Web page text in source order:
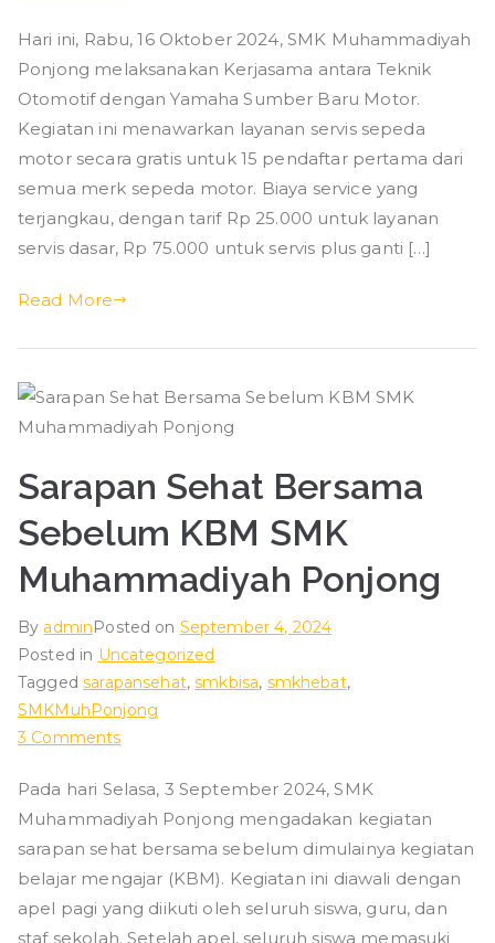
ah
P
o
nj
o
Murah
Yamaha
Sumnber
Baru
Motor
Bersama
Ponjong
Hari ini, Rabu, 16 Oktober 2024, SMK Muhammadiyah
Ponjong melaksanakan Kerjasama antara Teknik
Otomotif dengan Yamaha Sumber Baru Motor.
Kegiatan ini menawarkan layanan servis sepeda
motor secara gratis untuk 15 pendaftar pertama dari
semua merk sepeda motor. Biaya service yang
terjangkau, dengan tarif Rp 25.000 untuk layanan
servis dasar, Rp 75.000 untuk servis plus ganti […]
Read More
Sarapan Sehat Bersama
Sebelum KBM SMK
Muhammadiyah Ponjong
By adminPosted on September 4, 2024
Posted in Uncategorized
Taggedsarapansehat,smkbisa, smkhebat,
SMKMuhPonjong
3 Commentson
Sehat
Bersama
Sebelum
KBM
SMK
Muhammadiyah
Pada hari Selasa, 3 September 2024, SMK
Muhammadiyah Ponjong mengadakan kegiatan
sarapan sehat bersama sebelum dimulainya kegiatan
belajar mengajar (KBM). Kegiatan ini diawali dengan
apel pagi yang diikuti oleh seluruh siswa, guru, dan
staf sekolah. Setelah apel, seluruh siswa memasuki